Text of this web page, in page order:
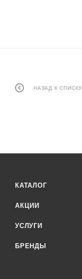
НАЗАД К СПИСКУ
КАТАЛОГ
АКЦИИ
УСЛУГИ
БРЕНДЫ